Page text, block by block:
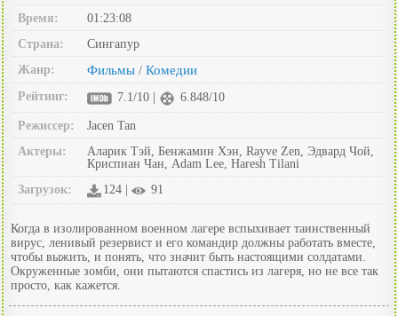
Время:
01:23:08
Страна:
Сингапур
Жанр:
Фильмы / Комедии
Рейтинг: 7.1/10 | 6.848/10
Режиссер:
Jacen Tan
Актеры:
Аларик Тэй, Бенжамин Хэн, Rayve Zen, Эдвард Чой,
Криспиан Чан, Adam Lee, Haresh Tilani
Загрузок:
124 | 91
Когда в изолированном военном лагере вспыхивает таинственный
вирус, ленивый резервист и его командир должны работать вместе,
чтобы выжить, и понять, что значит быть настоящими солдатами.
Окруженные зомби, они пытаются спастись из лагеря, но не все так
просто, как кажется.